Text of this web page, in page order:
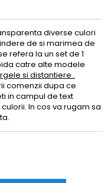
diverse culori
de si marimea de
refera la un set de 1
catre alte modele
si distantiere .
comenzii dupa ce
in campul de text
In cos va rugam sa